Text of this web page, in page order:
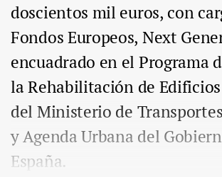
doscientos mil euros, con
Fondos Europeos, Next
encuadrado en el Programa
la Rehabilitación de
del Ministerio de
y Agenda Urbana del
España.